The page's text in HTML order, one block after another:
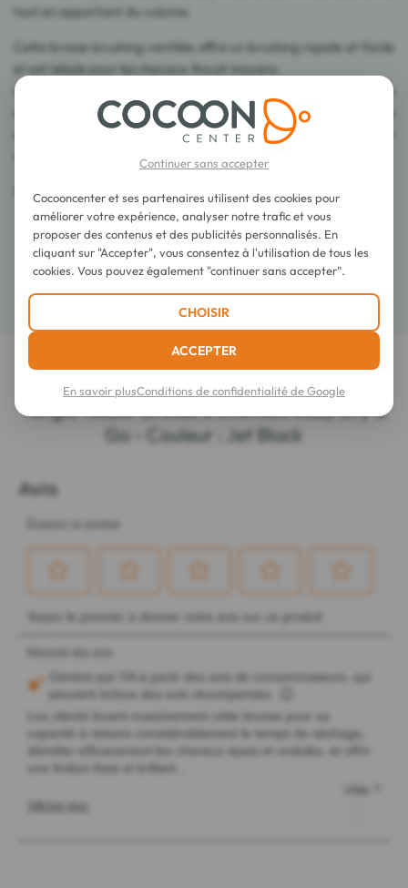
tout en apportant du volume.
Cette brosse brushing ventilée offre un brushing rapide et facile
et est idéale pour les cheveux fins et moyens.
La technologie brevetée des dents associée à l'évent permet un
séchage rapide en même temps que le lissage des cheveux. Vos
cheveux gagnent en volume et retrouvent une douceur
Sa poignée légère facilite la prise en main.
Conseils d'utilisation
LES DERNIERS AVIS SUR CET ARTICLE
Tangle Teezer Brosse à Cheveux Easy Dry &
Go - Couleur : Jet Black
Continuer sans accepter
Cocooncenter et ses partenaires utilisent des cookies pour
améliorer votre expérience, analyser notre trafic et vous
proposer des contenus et des publicités personnalisés. En
cliquant sur "Accepter", vous consentez à l'utilisation de tous les
cookies. Vous pouvez également "continuer sans accepter".
CHOISIR
ACCEPTER
En savoir plusConditions de confidentialité de Google